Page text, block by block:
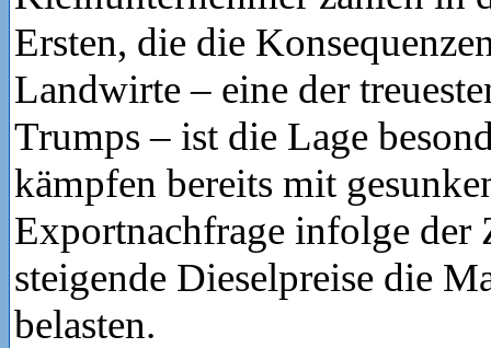
Ersten, die die
Landwirte – eine der
Trumps – ist die Lage
kämpfen bereits mit
Exportnachfrage infolge der
steigende Dieselpreise die
belasten.